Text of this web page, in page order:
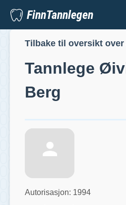
FinnTannlegen
Tilbake til oversikt
Tannlege
Berg
Autorisasjon: 1994